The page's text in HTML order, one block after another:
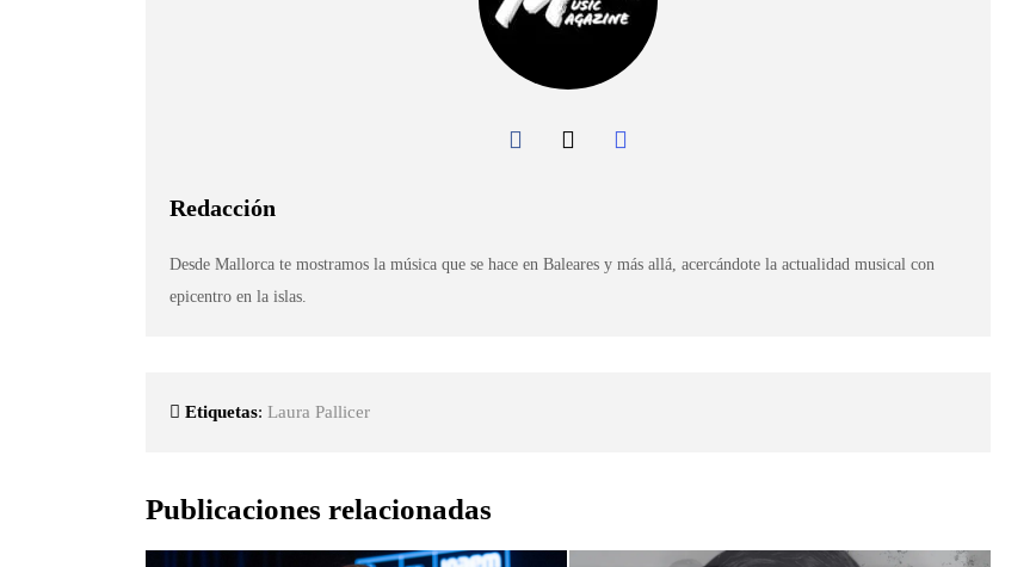
Redacción
Desde Mallorca te mostramos la música que se hace en Baleares y más allá, acercándote la actualidad musical con
epicentro en la islas.
Etiquetas: Laura Pallicer
Publicaciones relacionadas